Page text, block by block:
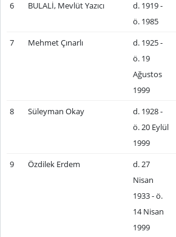
6 BULALİ, Mevlüt Yazıcı
d. 1919 -
ö. 1985
7 Mehmet Çınarlı
d. 1925 -
ö. 19
Ağustos
1999
8 Süleyman Okay
d. 1928 -
ö. 20 Eylül
1999
9 Özdilek Erdem
d. 27
Nisan
1933 - ö.
14 Nisan
1999